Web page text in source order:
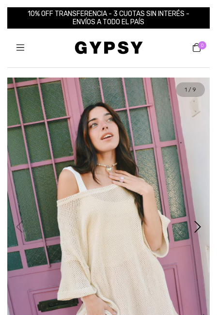
10% OFF TRANSFERENCIA - 3 CUOTAS SIN INTERÉS -
ENVÍOS A TODO EL PAÍS
0
1 / 9